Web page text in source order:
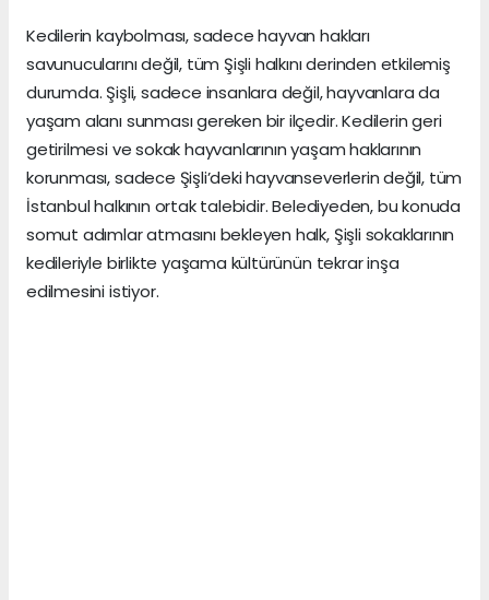
Kedilerin kaybolması, sadece hayvan hakları
savunucularını değil, tüm Şişli halkını derinden etkilemiş
durumda. Şişli, sadece insanlara değil, hayvanlara da
yaşam alanı sunması gereken bir ilçedir. Kedilerin geri
getirilmesi ve sokak hayvanlarının yaşam haklarının
korunması, sadece Şişli’deki hayvanseverlerin değil, tüm
İstanbul halkının ortak talebidir. Belediyeden, bu konuda
somut adımlar atmasını bekleyen halk, Şişli sokaklarının
kedileriyle birlikte yaşama kültürünün tekrar inşa
edilmesini istiyor.